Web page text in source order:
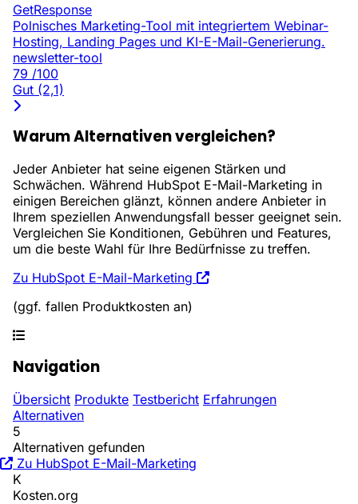
GetResponse
Polnisches Marketing-Tool mit integriertem Webinar-
Hosting, Landing Pages und KI-E-Mail-Generierung.
newsletter-tool
79 /100
Gut (2,1)
Warum Alternativen vergleichen?
Jeder Anbieter hat seine eigenen Stärken und
Schwächen. Während HubSpot E-Mail-Marketing in
einigen Bereichen glänzt, können andere Anbieter in
Ihrem speziellen Anwendungsfall besser geeignet sein.
Vergleichen Sie Konditionen, Gebühren und Features,
um die beste Wahl für Ihre Bedürfnisse zu treffen.
Zu HubSpot E-Mail-Marketing
(ggf. fallen Produktkosten an)
Navigation
Übersicht Produkte Testbericht Erfahrungen
Alternativen
5
Alternativen gefunden
Zu HubSpot E-Mail-Marketing
K
Kosten.org